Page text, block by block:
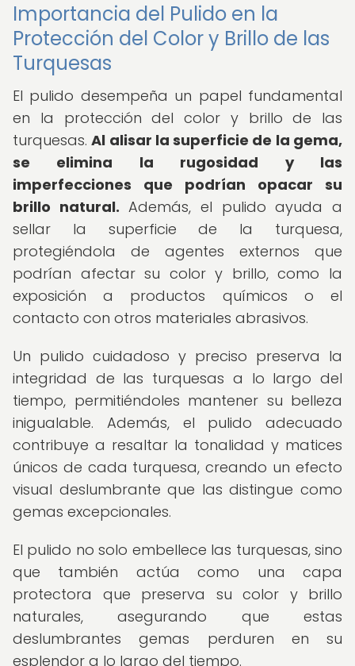
Importancia del Pulido en la
Protección del Color y Brillo de las
Turquesas
El pulido desempeña un papel fundamental
en la protección del color y brillo de las
turquesas.Al alisar la superficie de la gema,
se elimina la rugosidad y las
imperfecciones que podrían opacar su
brillo natural. Además, el pulido ayuda a
sellar la superficie de la turquesa,
protegiéndola de agentes externos que
podrían afectar su color y brillo, como la
exposición a productos químicos o el
contacto con otros materiales abrasivos.
Un pulido cuidadoso y preciso preserva la
integridad de las turquesas a lo largo del
tiempo, permitiéndoles mantener su belleza
inigualable. Además, el pulido adecuado
contribuye a resaltar la tonalidad y matices
únicos de cada turquesa, creando un efecto
visual deslumbrante que las distingue como
gemas excepcionales.
El pulido no solo embellece las turquesas, sino
que también actúa como una capa
protectora que preserva su color y brillo
naturales, asegurando que estas
deslumbrantes gemas perduren en su
esplendor a lo largo del tiempo.